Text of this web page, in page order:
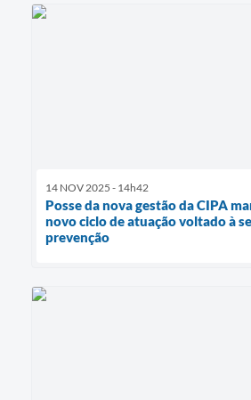
14 NOV 2025 - 14h42
Posse da nova gestão da CIPA
novo ciclo de atuação voltado à
prevenção